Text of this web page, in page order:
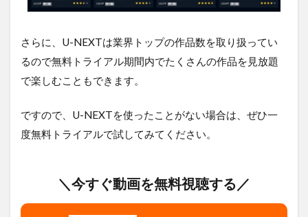
さらに、U-NEXTは業界トップの作品数を取り扱ってい
るので無料トライアル期間内でたくさんの作品を見放題
で楽しむこともできます。
ですので、U-NEXTを使ったことがない場合は、ぜひ一
度無料トライアルで試してみてください。
＼今すぐ動画を無料視聴する／